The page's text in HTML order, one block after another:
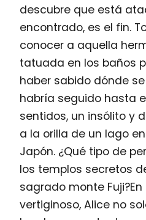
descubre que está
encontrado, es el fin.
conocer a aquella
tatuada en los baños
haber sabido dónde
habría seguido hasta
sentidos, un insólito y
a la orilla de un lago
Japón. ¿Qué tipo de
los templos secretos
sagrado monte
vertiginoso, Alice no